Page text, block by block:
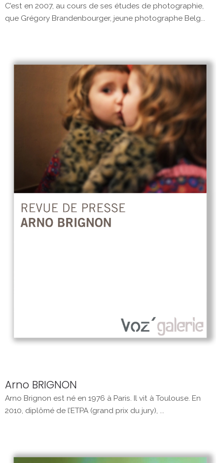
C’est en 2007, au cours de ses études de photographie,
que Grégory Brandenbourger, jeune photographe Belg...
Arno BRIGNON
Arno Brignon est né en 1976 à Paris. Il vit à Toulouse. En
2010, diplômé de l’ETPA (grand prix du jury), ...